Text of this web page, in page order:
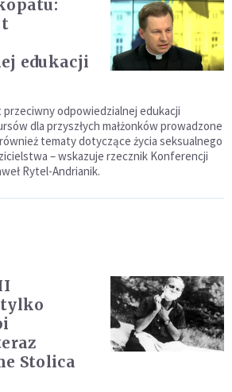
edukacji
przeciwny odpowiedzialnej edukacji
dla przyszłych małżonków prowadzone
tematy dotyczące życia seksualnego
– wskazuje rzecznik Konferencji
Rytel-Andrianik.
Stolica